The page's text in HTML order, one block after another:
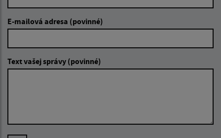
E-mailová adresa (povinné)
Text vašej správy (povinné)